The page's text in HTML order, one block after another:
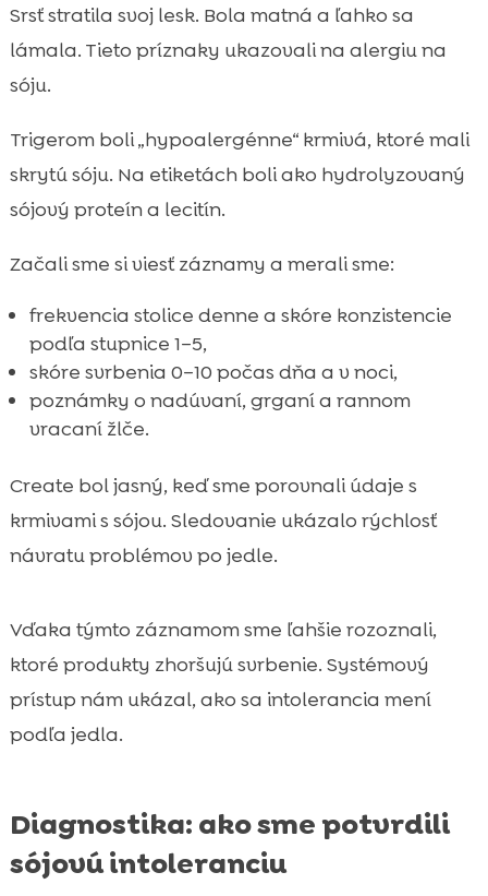
Srsť stratila svoj lesk. Bola matná a ľahko sa
lámala. Tieto príznaky ukazovali na alergiu na
sóju.
Trigerom boli „hypoalergénne“ krmivá, ktoré mali
skrytú sóju. Na etiketách boli ako hydrolyzovaný
sójový proteín a lecitín.
Začali sme si viesť záznamy a merali sme:
frekvencia stolice denne a skóre konzistencie
podľa stupnice 1–5,
skóre svrbenia 0–10 počas dňa a v noci,
poznámky o nadúvaní, grganí a rannom
vracaní žlče.
Create bol jasný, keď sme porovnali údaje s
krmivami s sójou. Sledovanie ukázalo rýchlosť
návratu problémov po jedle.
Vďaka týmto záznamom sme ľahšie rozoznali,
ktoré produkty zhoršujú svrbenie. Systémový
prístup nám ukázal, ako sa intolerancia mení
podľa jedla.
Diagnostika: ako sme potvrdili
sójovú intoleranciu